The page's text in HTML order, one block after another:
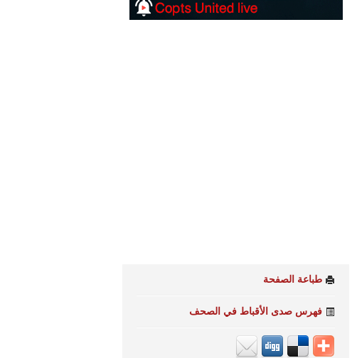
طباعة الصفحة
فهرس صدى الأقباط في الصحف